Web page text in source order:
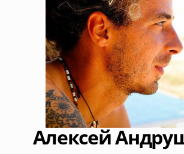
Алексей